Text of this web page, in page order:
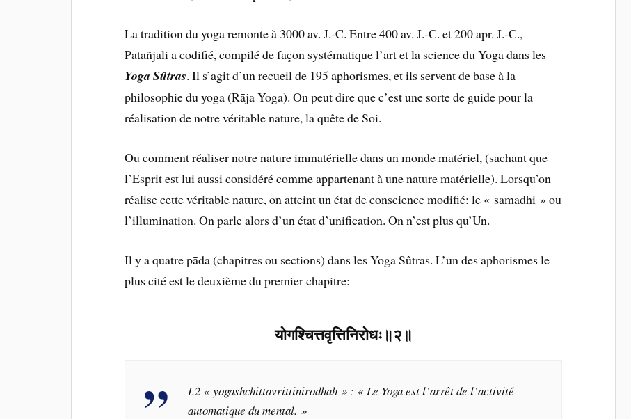
La tradition du yoga remonte à 3000 av. J.-C. Entre 400 av. J.-C. et 200 apr. J.-C.,
Patañjali a codifié, compilé de façon systématique l’art et la science du Yoga dans les
Yoga Sûtras. Il s’agit d’un recueil de 195 aphorismes, et ils servent de base à la
philosophie du yoga (Rāja Yoga). On peut dire que c’est une sorte de guide pour la
réalisation de notre véritable nature, la quête de Soi.
Ou comment réaliser notre nature immatérielle dans un monde matériel, (sachant que
l’Esprit est lui aussi considéré comme appartenant à une nature matérielle). Lorsqu’on
réalise cette véritable nature, on atteint un état de conscience modifié: le « samadhi » ou
l’illumination. On parle alors d’un état d’unification. On n’est plus qu’Un.
Il y a quatre pāda (chapitres ou sections) dans les Yoga Sûtras. L’un des aphorismes le
plus cité est le deuxième du premier chapitre:
योगश्चित्तवृत्तिनिरोधः॥२॥
I.2 « yogashchittavrittinirodhah » : « Le Yoga est l’arrêt de l’activité
automatique du mental. »